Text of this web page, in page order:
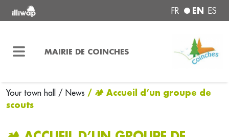
FR EN ES
MAIRIE DE COINCHES
Your town hall / News / 🏕️ Accueil d’un groupe de
scouts